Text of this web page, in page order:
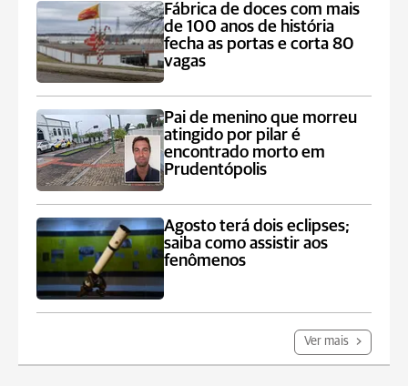
Fábrica de doces com mais
de 100 anos de história
fecha as portas e corta 80
vagas
Pai de menino que morreu
atingido por pilar é
encontrado morto em
Prudentópolis
Agosto terá dois eclipses;
saiba como assistir aos
fenômenos
Ver mais